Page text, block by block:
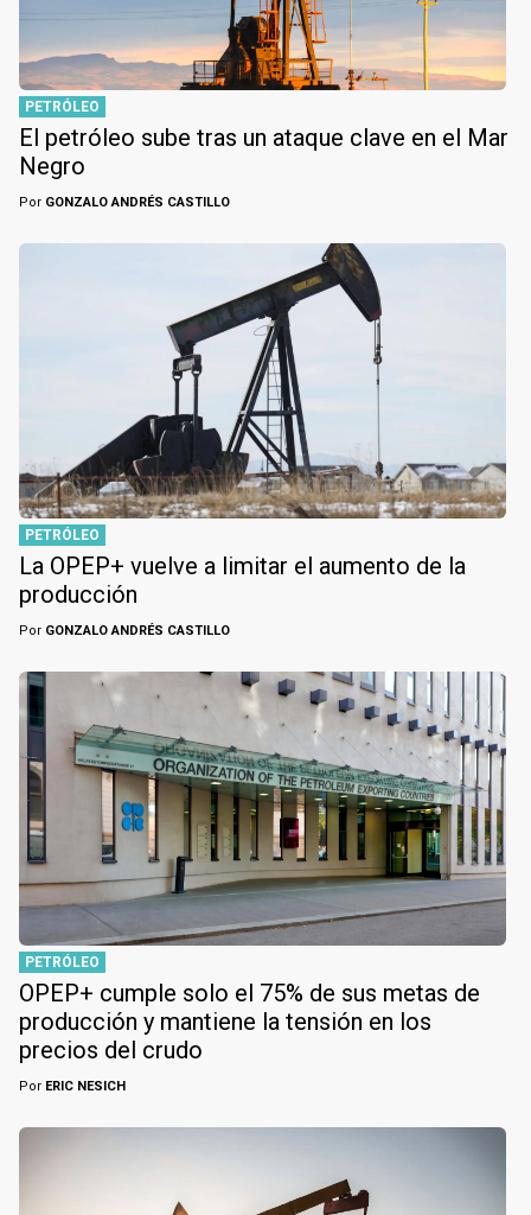
PETRÓLEO
El petróleo sube tras un ataque clave en el Mar
Negro
Por GONZALO ANDRÉS CASTILLO
PETRÓLEO
La OPEP+ vuelve a limitar el aumento de la
producción
Por GONZALO ANDRÉS CASTILLO
PETRÓLEO
OPEP+ cumple solo el 75% de sus metas de
producción y mantiene la tensión en los
precios del crudo
Por ERIC NESICH